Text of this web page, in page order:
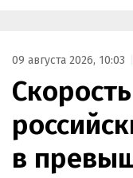
09 августа 2026, 10:03
в